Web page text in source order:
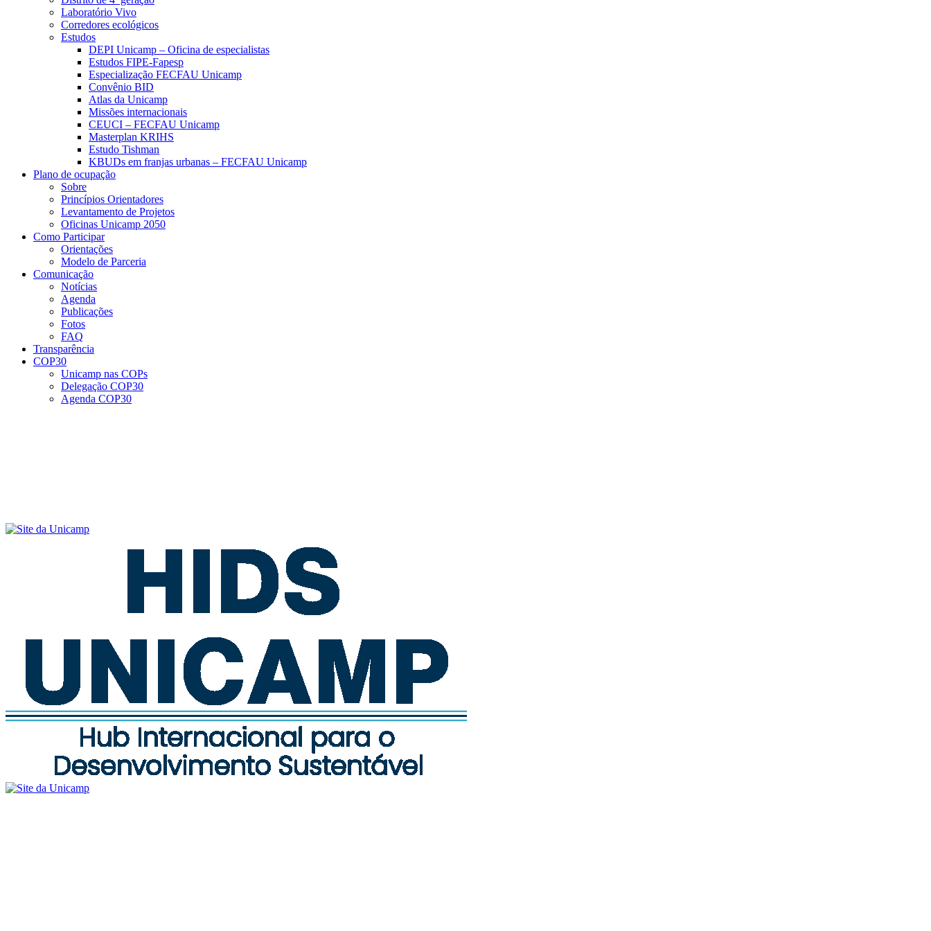
Laboratório Vivo
Corredores ecológicos
Estudos
DEPI Unicamp – Oficina de especialistas
Estudos FIPE-Fapesp
Especialização FECFAU Unicamp
Convênio BID
Atlas da Unicamp
Missões internacionais
CEUCI – FECFAU Unicamp
Masterplan KRIHS
Estudo Tishman
KBUDs em franjas urbanas – FECFAU Unicamp
Plano de ocupação
Sobre
Princípios Orientadores
Levantamento de Projetos
Oficinas Unicamp 2050
Como Participar
Orientações
Modelo de Parceria
Comunicação
Notícias
Agenda
Publicações
Fotos
FAQ
Transparência
COP30
Unicamp nas COPs
Delegação COP30
Agenda COP30